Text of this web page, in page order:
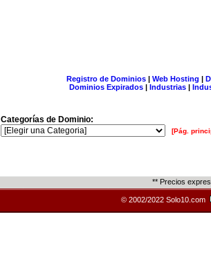
Registro de Dominios| Web Hosting |
Dominios Expirados | Industrias |
Categorías de Dominio:
[Pág.
** Precios
© 2002/2022 Solo10.com